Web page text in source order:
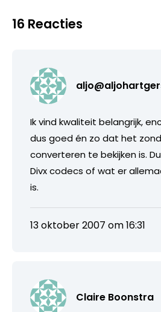
16 Reacties
Ik vind kwaliteit belangrijk,
dus goed én zo dat het
converteren te bekijken is.
Divx codecs of wat er
is.
13 oktober 2007 om 16:31
Claire Boonstra